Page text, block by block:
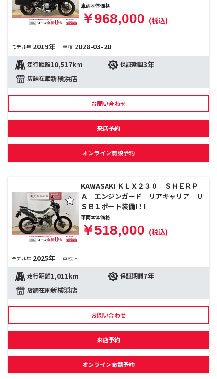
車両本体価格
￥968,000 (税込)
モデル年 2019年 車検 2028-03-20
走行距離10,517km 保証期間3年
店舗在庫新横浜店
お問い合わせ
来店予約
オンライン商談予約
KAWASAKI ＫＬＸ２３０ ＳＨＥＲＰ
Ａ エンジンガード リアキャリア Ｕ
ＳＢ１ポート装備!！!
車両本体価格
￥518,000 (税込)
モデル年 2025年 車検 -
走行距離1,011km 保証期間7年
店舗在庫新横浜店
お問い合わせ
来店予約
オンライン商談予約